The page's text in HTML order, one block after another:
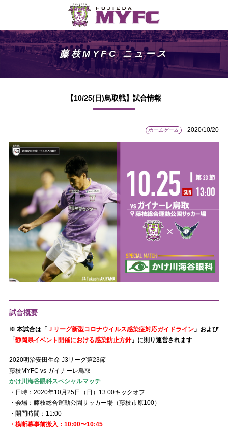
藤枝MYFC ニュース
【10/25(日)鳥取戦】試合情報
ホームゲーム 2020/10/20
試合概要
※ 本試合は「 Ｊリーグ新型コロナウイルス感染症対応ガイドライン 」および
「 静岡県イベント開催における感染防止方針」に則り運営されます
2020明治安田生命 J3リーグ第23節
藤枝MYFC vs ガイナーレ鳥取
かけ川海谷眼科スペシャルマッチ
・日時：2020年10月25日（日）13:00キックオフ
・会場：藤枝総合運動公園サッカー場（藤枝市原100）
・開門時間：11:00
・横断幕事前搬入：10:00〜10:45